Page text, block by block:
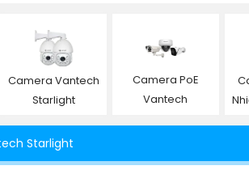
Camera Vantech
Starlight
Camera PoE
Vantech
Starlight